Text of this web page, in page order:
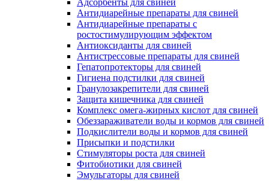
Адсорбенты для свиней
Антидиарейные препараты для свиней
Антидиарейные препараты с
ростостимулирующим эффектом
Антиоксиданты для свиней
Антистрессовые препараты для свиней
Гепатопротекторы для свиней
Гигиена подстилки для свиней
Гранулозакрепители для свиней
Защита кишечника для свиней
Комплекс омега-жирных кислот для свиней
Обеззараживатели воды и кормов для свиней
Подкислители воды и кормов для свиней
Присыпки и подстилки
Стимуляторы роста для свиней
Фитобиотики для свиней
Эмульгаторы для свиней